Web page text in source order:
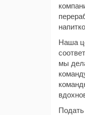
Наша
мы